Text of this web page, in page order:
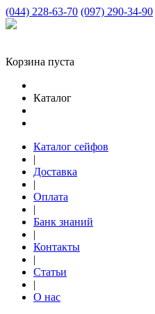
(044) 228-63-70 (097) 290-34-90
Корзина пуста
Каталог
Каталог сейфов
|
Доставка
|
Оплата
|
Банк знаний
|
Контакты
|
Статьи
|
О нас